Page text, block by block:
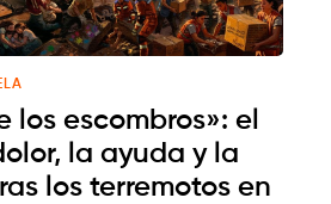
los escombros»: el
la ayuda y la
los terremotos en